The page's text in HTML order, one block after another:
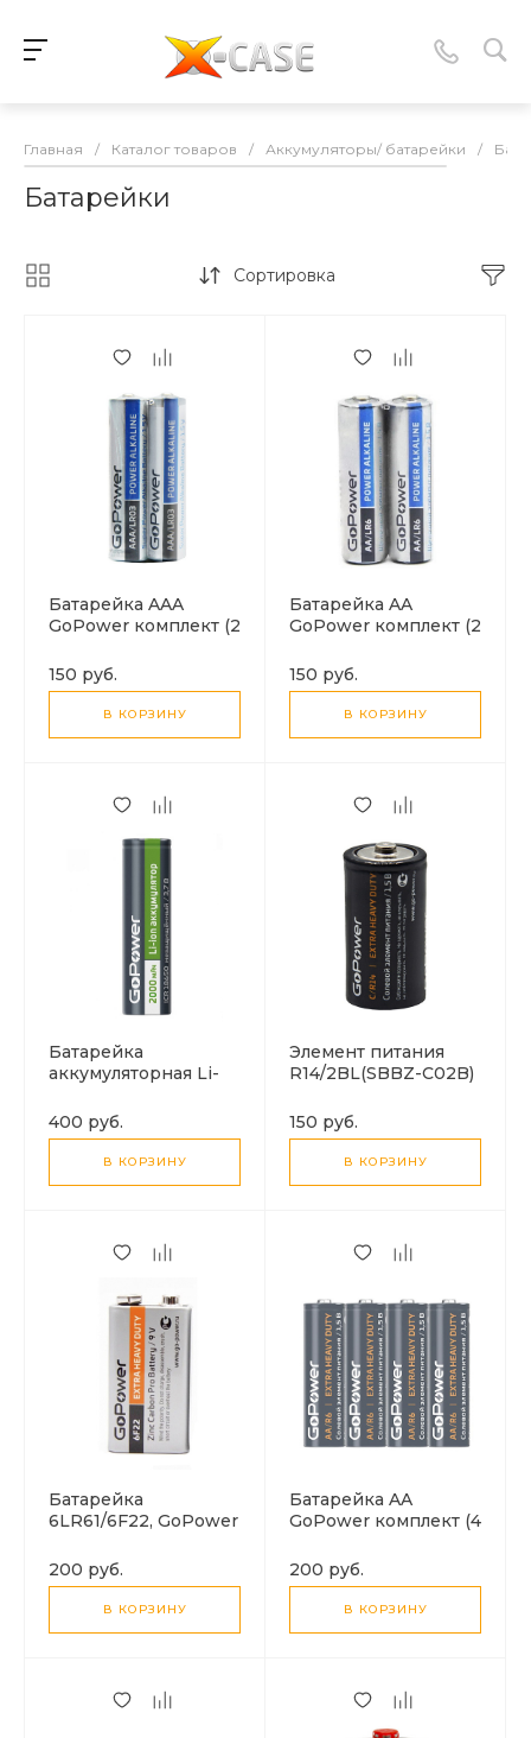
Главная / Каталог товаров / Аккумуляторы/ батарейки /
Батарейки
Сортировка
Батарейка AAA
GoPower комплект (2
комплекте)
150 руб.
В КОРЗИНУ
Батарейка AA
GoPower комплект (2
комплекте)
150 руб.
В КОРЗИНУ
Батарейка
аккумуляторная Li-
GoPower (1
Батарейка)
400 руб.
В КОРЗИНУ
Элемент питания
R14/2BL(SBBZ-C02B)
батарейка)
150 руб.
В КОРЗИНУ
Батарейка
6LR61/6F22, GoPower
200 руб.
В КОРЗИНУ
Батарейка AA
GoPower комплект (4
комплекте)
200 руб.
В КОРЗИНУ